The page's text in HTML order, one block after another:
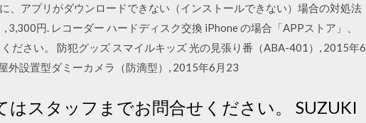
、アプリがダウンロードできない（インストールできない）場合の対処法
円. レコーダー ハードディスク交換 iPhone の場合「APPストア」、
ださい。 防犯グッズ スマイルキッズ 光の見張り番（ABA-401）, 2015年6
外設置型ダミーカメラ（防滴型）, 2015年6月23
スタッフまでお問合せください。 SUZUKI